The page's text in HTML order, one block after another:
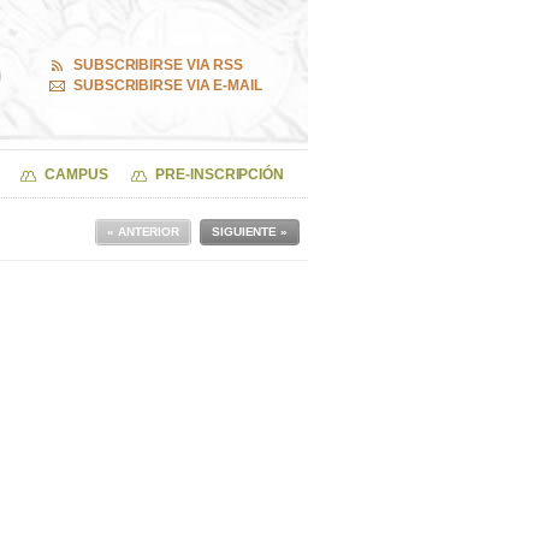
SUBSCRIBIRSE VIA RSS
SUBSCRIBIRSE VIA E-MAIL
CAMPUS PRE-INSCRIPCIÓN
SIGUIENTE »
« ANTERIOR